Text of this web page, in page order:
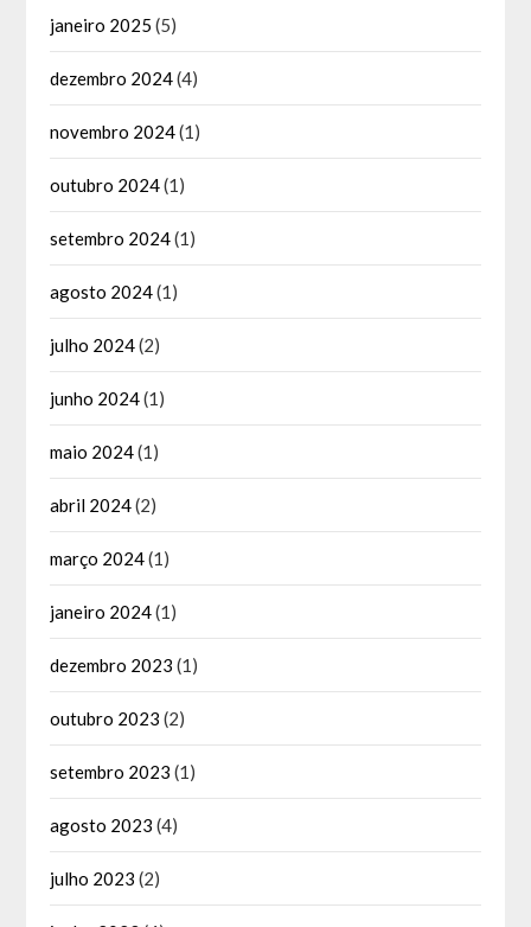
janeiro 2025 (5)
dezembro 2024(4)
novembro 2024(1)
outubro 2024(1)
setembro 2024(1)
agosto 2024(1)
julho 2024(2)
junho 2024(1)
maio 2024(1)
abril 2024(2)
março 2024(1)
janeiro 2024(1)
dezembro 2023 (1)
outubro 2023 (2)
setembro 2023 (1)
agosto 2023 (4)
julho 2023 (2)